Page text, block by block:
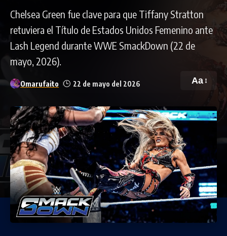
Chelsea Green fue clave para que Tiffany Stratton
retuviera el Título de Estados Unidos Femenino ante
Lash Legend durante WWE SmackDown (22 de
mayo, 2026).
Omarufaito 22 de mayo del 2026 Aa